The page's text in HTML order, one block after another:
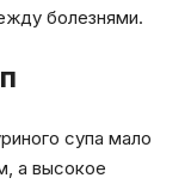
болезнями.
супа мало
а высокое